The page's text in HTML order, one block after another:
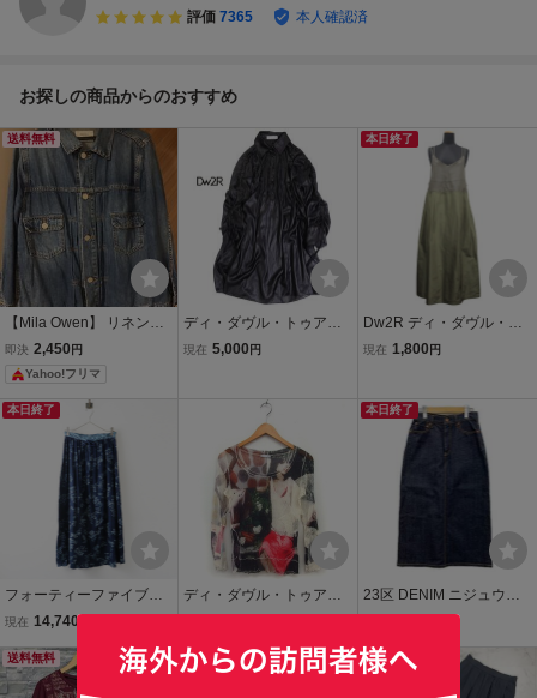
評価 7365 本人確認済
お探しの商品からのおすすめ
送料無料
【Mila Owen】 リネン混
デニムジャケット
即決 2,450 円
Yahoo!フリマ
ディ・ダヴル・トゥアー
ル Dw2R センソユニコ ド
現在 5,000 円
本日終了
Dw2R ディ・ダヴル・ト
ゥアール フェイクレザー
ズ38 カーキ グリーン
現在 1,800 円
本日終了
フォーティーファイブア
ール 45R インディゴ 抜染
ビー ボトムス ロング ウエ
ストゴム イージー【2400
現在 14,740
ディ・ダヴル・トゥアー
ル Dw2R プリント ラウン
ャツ 透け感 ストレッチ コ
本日終了
23区 DENIM ニジュウサ
ンクデニム ロングスカー
送料無料